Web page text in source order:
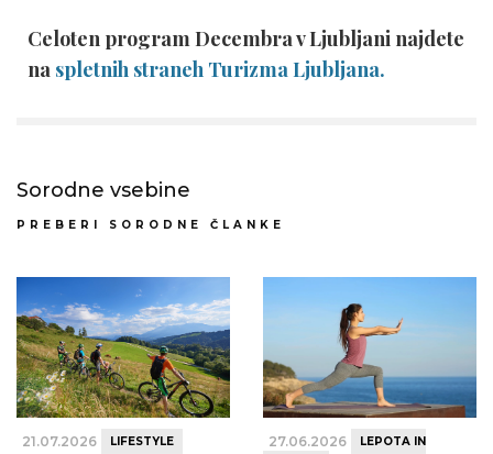
Celoten program Decembra v Ljubljani najdete
na spletnih straneh Turizma Ljubljana.
Sorodne vsebine
PREBERI SORODNE ČLANKE
21.07.2026 LIFESTYLE 27.06.2026
LEPOTA IN